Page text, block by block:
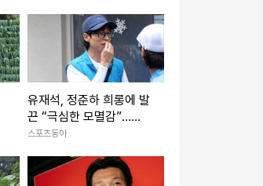
유재석, 정준하 희롱에 발
끈 “극심한 모멸감”…소
송 선언 (놀뭐)
스포츠동아